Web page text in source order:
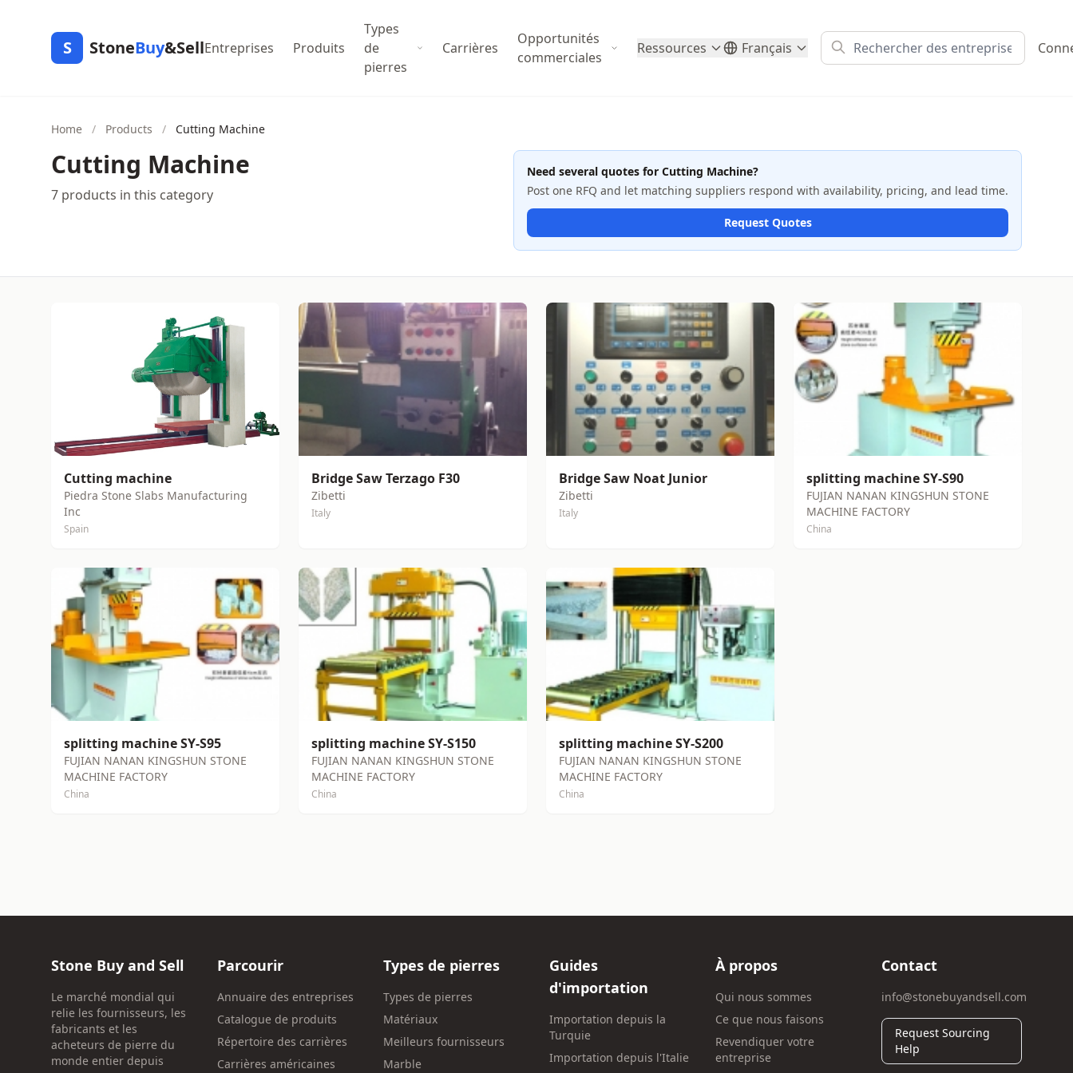
S StoneBuy&SellEntreprises Produits
Types
de
pierres
Carrières
Opportunités
commerciales
Ressources Français
Home / Products / Cutting Machine
Cutting Machine
7 products in this category
Need several quotes for Cutting Machine?
Post one RFQ and let matching suppliers respond with availability, pricing, and lead time.
Request Quotes
Cutting machine
Piedra Stone Slabs Manufacturing
Inc
Spain
Bridge Saw Terzago F30
Zibetti
Italy
Bridge Saw Noat Junior
Zibetti
Italy
splitting machine SY-S90
FUJIAN NANAN KINGSHUN STONE
MACHINE FACTORY
China
splitting machine SY-S95
FUJIAN NANAN KINGSHUN STONE
MACHINE FACTORY
China
splitting machine SY-S150
FUJIAN NANAN KINGSHUN STONE
MACHINE FACTORY
China
splitting machine SY-S200
FUJIAN NANAN KINGSHUN STONE
MACHINE FACTORY
China
Stone Buy and Sell
Le marché mondial qui
relie les fournisseurs, les
fabricants et les
acheteurs de pierre du
monde entier depuis
Parcourir
Annuaire des entreprises
Catalogue de produits
Répertoire des carrières
Carrières américaines
Types de pierres
Types de pierres
Matériaux
Meilleurs fournisseurs
Marble
Guides
d'importation
Importation depuis la
Turquie
Importation depuis l'Italie
À propos
Qui nous sommes
Ce que nous faisons
Revendiquer votre
entreprise
Contact
info@stonebuyandsell.com
Request Sourcing
Help